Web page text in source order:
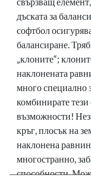
дъската за
софтбол
балансиране.
„клоните“;
наклонената
много специално
комбинирате
възможности!
кръг, плосък на
наклонена
многостранно,
способности.